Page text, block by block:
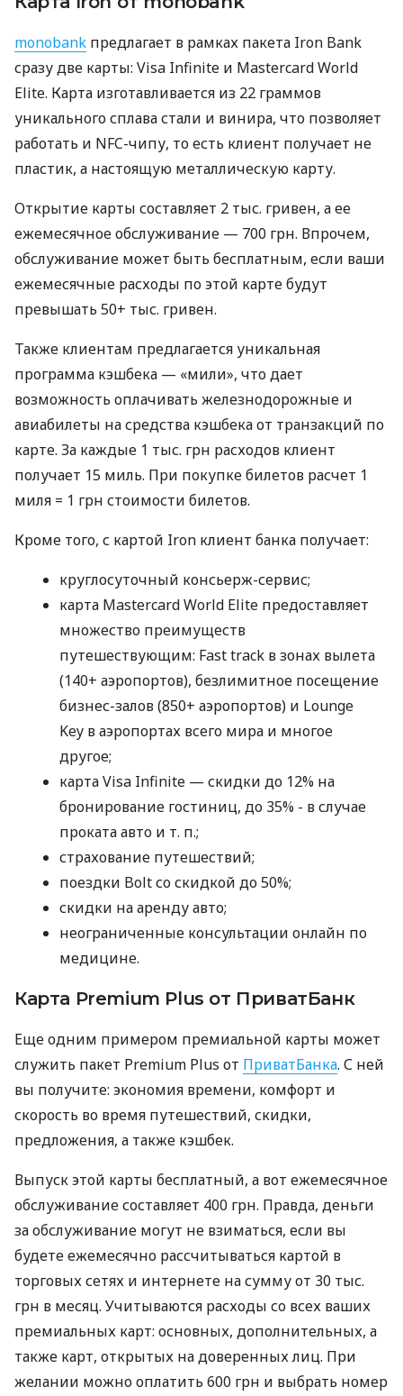
monobank предлагает в рамках пакета Iron Bank
сразу две карты: Visa Infinite и Mastercard World
Elite. Карта изготавливается из 22 граммов
уникального сплава стали и винира, что позволяет
работать и NFC-чипу, то есть клиент получает не
пластик, а настоящую металлическую карту.
Открытие карты составляет 2 тыс. гривен, а ее
ежемесячное обслуживание — 700 грн. Впрочем,
обслуживание может быть бесплатным, если ваши
ежемесячные расходы по этой карте будут
превышать 50+ тыс. гривен.
Также клиентам предлагается уникальная
программа кэшбека — «мили», что дает
возможность оплачивать железнодорожные и
авиабилеты на средства кэшбека от транзакций по
карте. За каждые 1 тыс. грн расходов клиент
получает 15 миль. При покупке билетов расчет 1
миля = 1 грн стоимости билетов.
Кроме того, с картой Iron клиент банка получает:
круглосуточный консьерж-сервис;
карта Mastercard World Elite предоставляет
множество преимуществ
путешествующим: Fast track в зонах вылета
(140+ аэропортов), безлимитное посещение
бизнес-залов (850+ аэропортов) и Lounge
Key в аэропортах всего мира и многое
другое;
карта Visa Infinite — скидки до 12% на
бронирование гостиниц, до 35% - в случае
проката авто и т. п.;
страхование путешествий;
поездки Bolt со скидкой до 50%;
скидки на аренду авто;
неограниченные консультации онлайн по
медицине.
Карта Premium Plus от ПриватБанк
Еще одним примером премиальной карты может
служить пакет Premium Plus от ПриватБанка. С ней
вы получите: экономия времени, комфорт и
скорость во время путешествий, скидки,
предложения, а также кэшбек.
Выпуск этой карты бесплатный, а вот ежемесячное
обслуживание составляет 400 грн. Правда, деньги
за обслуживание могут не взиматься, если вы
будете ежемесячно рассчитываться картой в
торговых сетях и интернете на сумму от 30 тыс.
грн в месяц. Учитываются расходы со всех ваших
премиальных карт: основных, дополнительных, а
также карт, открытых на доверенных лиц. При
желании можно оплатить 600 грн и выбрать номер